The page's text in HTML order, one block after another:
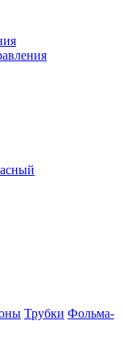
Трубки Фольма-